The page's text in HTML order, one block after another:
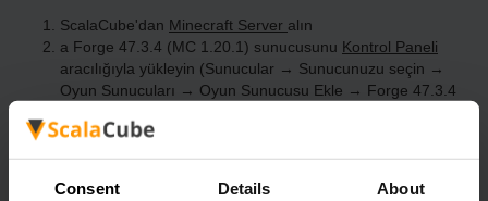
Consent Details About
ScalaCube'dan Minecraft Server alın
a Forge 47.3.4 (MC 1.20.1) sunucusunu Kontrol Paneli
aracılığıyla yükleyin (Sunucular → Sunucunuzu seçin →
Oyun Sunucuları → Oyun Sunucusu Ekle → Forge 47.3.4
Sunucuda oynamanın tadını çıkarın!